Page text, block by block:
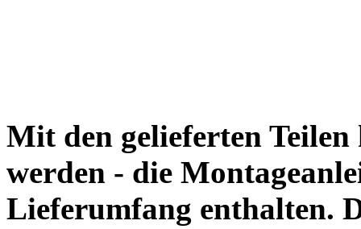
Warnhinweise gem. EU-
Achtung: Im unmontierten